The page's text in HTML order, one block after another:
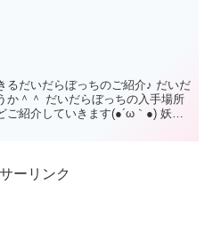
るだいだらぼっちのご紹介♪ だいだ
か＾＾ だいだらぼっちの入手場所
紹介していきます(●´ω｀●) 妖怪
ーリンク